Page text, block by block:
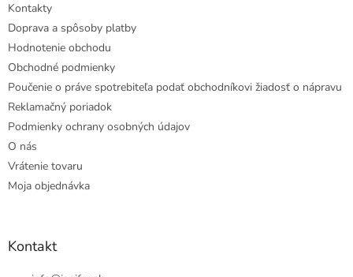
Kontakty
Doprava a spôsoby platby
Hodnotenie obchodu
Obchodné podmienky
Poučenie o práve spotrebiteľa podať obchodníkovi žiadosť o nápravu
Reklamačný poriadok
Podmienky ochrany osobných údajov
O nás
Vrátenie tovaru
Moja objednávka
Kontakt